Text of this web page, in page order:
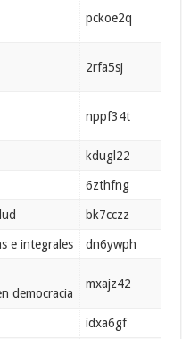
pckoe2q
2rfa5sj
nppf34t
kdugl22
6zthfng
bk7cczz
e integrales dn6ywph
democracia
mxajz42
idxa6gf